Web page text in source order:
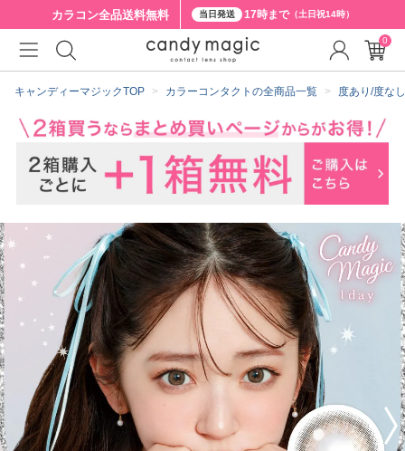
カラコン全品送料無料 当日発送 17時まで（土日祝14時）
キャンディーマジックTOP カラーコンタクトの全商品一覧 度あり/度な
0
クーポン詳細